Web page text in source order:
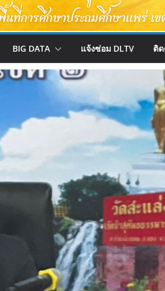
BIG DATA แจ้งซ่อม DLTV ติด